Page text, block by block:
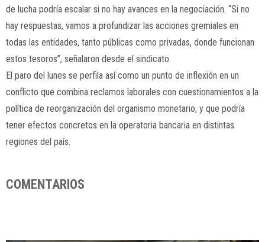
de lucha podría escalar si no hay avances en la negociación. “Si no
hay respuestas, vamos a profundizar las acciones gremiales en
todas las entidades, tanto públicas como privadas, donde funcionan
estos tesoros”, señalaron desde el sindicato.
El paro del lunes se perfila así como un punto de inflexión en un
conflicto que combina reclamos laborales con cuestionamientos a la
política de reorganización del organismo monetario, y que podría
tener efectos concretos en la operatoria bancaria en distintas
regiones del país.
COMENTARIOS